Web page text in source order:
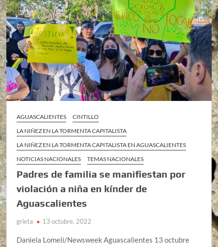
AGUASCALIENTES
CINTILLO
LA NIÑEZ EN LA TORMENTA CAPITALISTA
LA NIÑEZ EN LA TORMENTA CAPITALISTA EN AGUASCALIENTES
NOTICIAS NACIONALES
TEMAS NACIONALES
Padres de familia se manifiestan por
violación a niña en kínder de
Aguascalientes
grieta 13 octubre, 2022
Daniela Lomelí/Newsweek Aguascalientes 13 octubre